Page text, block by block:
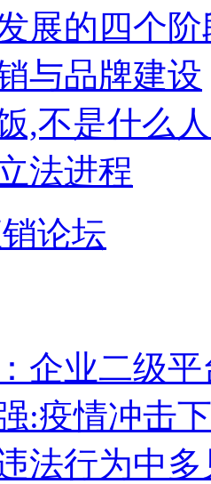
展的四个
与品牌建设
,不是什么
法进程
论坛
企业二级
:疫情冲击
法行为中